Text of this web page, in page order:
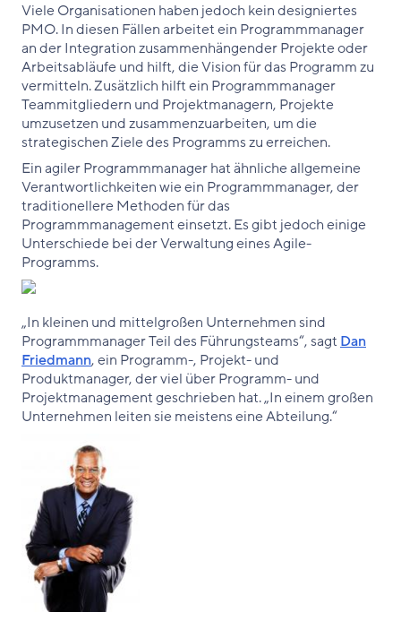
Viele Organisationen haben jedoch kein designiertes
PMO. In diesen Fällen arbeitet ein Programmmanager
an der Integration zusammenhängender Projekte oder
Arbeitsabläufe und hilft, die Vision für das Programm zu
vermitteln. Zusätzlich hilft ein Programmmanager
Teammitgliedern und Projektmanagern, Projekte
umzusetzen und zusammenzuarbeiten, um die
strategischen Ziele des Programms zu erreichen.
Ein agiler Programmmanager hat ähnliche allgemeine
Verantwortlichkeiten wie ein Programmmanager, der
traditionellere Methoden für das
Programmmanagement einsetzt. Es gibt jedoch einige
Unterschiede bei der Verwaltung eines Agile-
Programms.
„In kleinen und mittelgroßen Unternehmen sind
Programmmanager Teil des Führungsteams“, sagt Dan
Friedmann, ein Programm-, Projekt- und
Produktmanager, der viel über Programm- und
Projektmanagement geschrieben hat. „In einem großen
Unternehmen leiten sie meistens eine Abteilung.“